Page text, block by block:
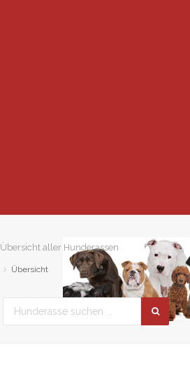
Übersicht aller Hunderassen
Übersicht